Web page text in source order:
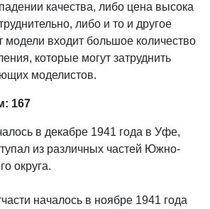
качества, либо цена высока
либо и то и другое
модели входит большое количество
которые могут затруднить
моделистов.
167
в декабре 1941 года в Уфе,
из различных частей Южно-
округа.
началось в ноябре 1941 года